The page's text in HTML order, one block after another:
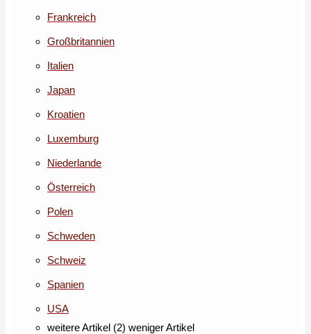
Frankreich
Großbritannien
Italien
Japan
Kroatien
Luxemburg
Niederlande
Österreich
Polen
Schweden
Schweiz
Spanien
USA
weitere Artikel (2) weniger Artikel